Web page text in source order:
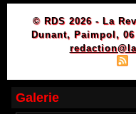
© RDS 2026 - La
Dunant, Paimpol, 06
Galerie